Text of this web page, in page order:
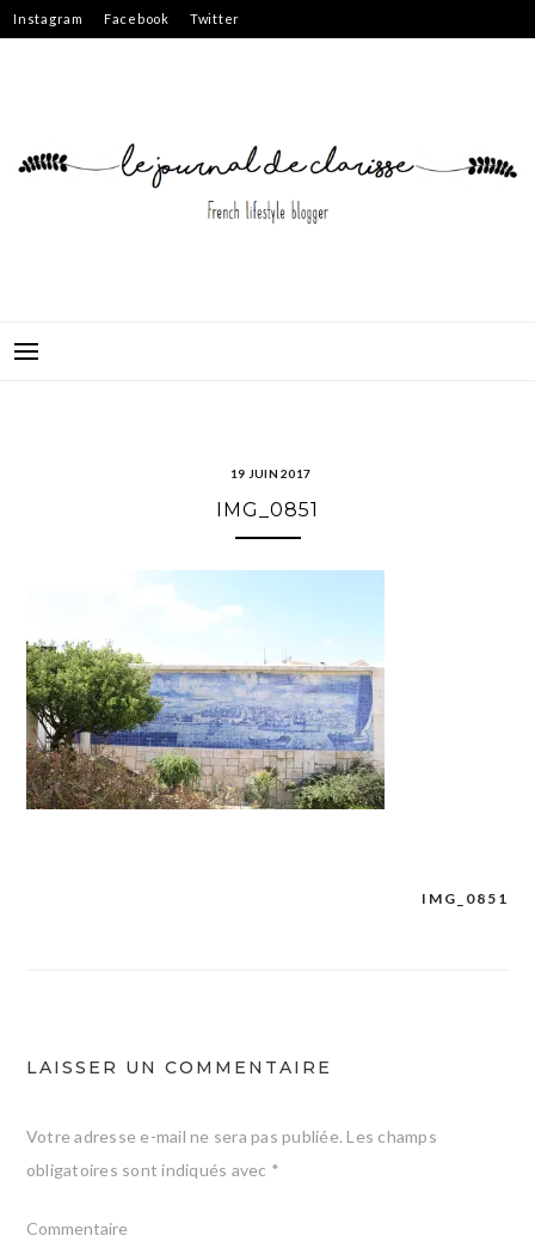
Skip
to
Instagram Facebook Twitter
19 JUIN 2017
IMG_0851
IMG_0851
LAISSER UN COMMENTAIRE
Votre adresse e-mail ne sera pas publiée. Les champs
obligatoires sont indiqués avec *
Commentaire